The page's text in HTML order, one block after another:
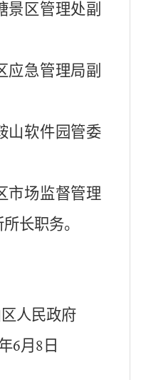
景区管理处副
应急管理局副
山软件园管委
市场监督管理
长职务。
区人民政府
6月 8 日